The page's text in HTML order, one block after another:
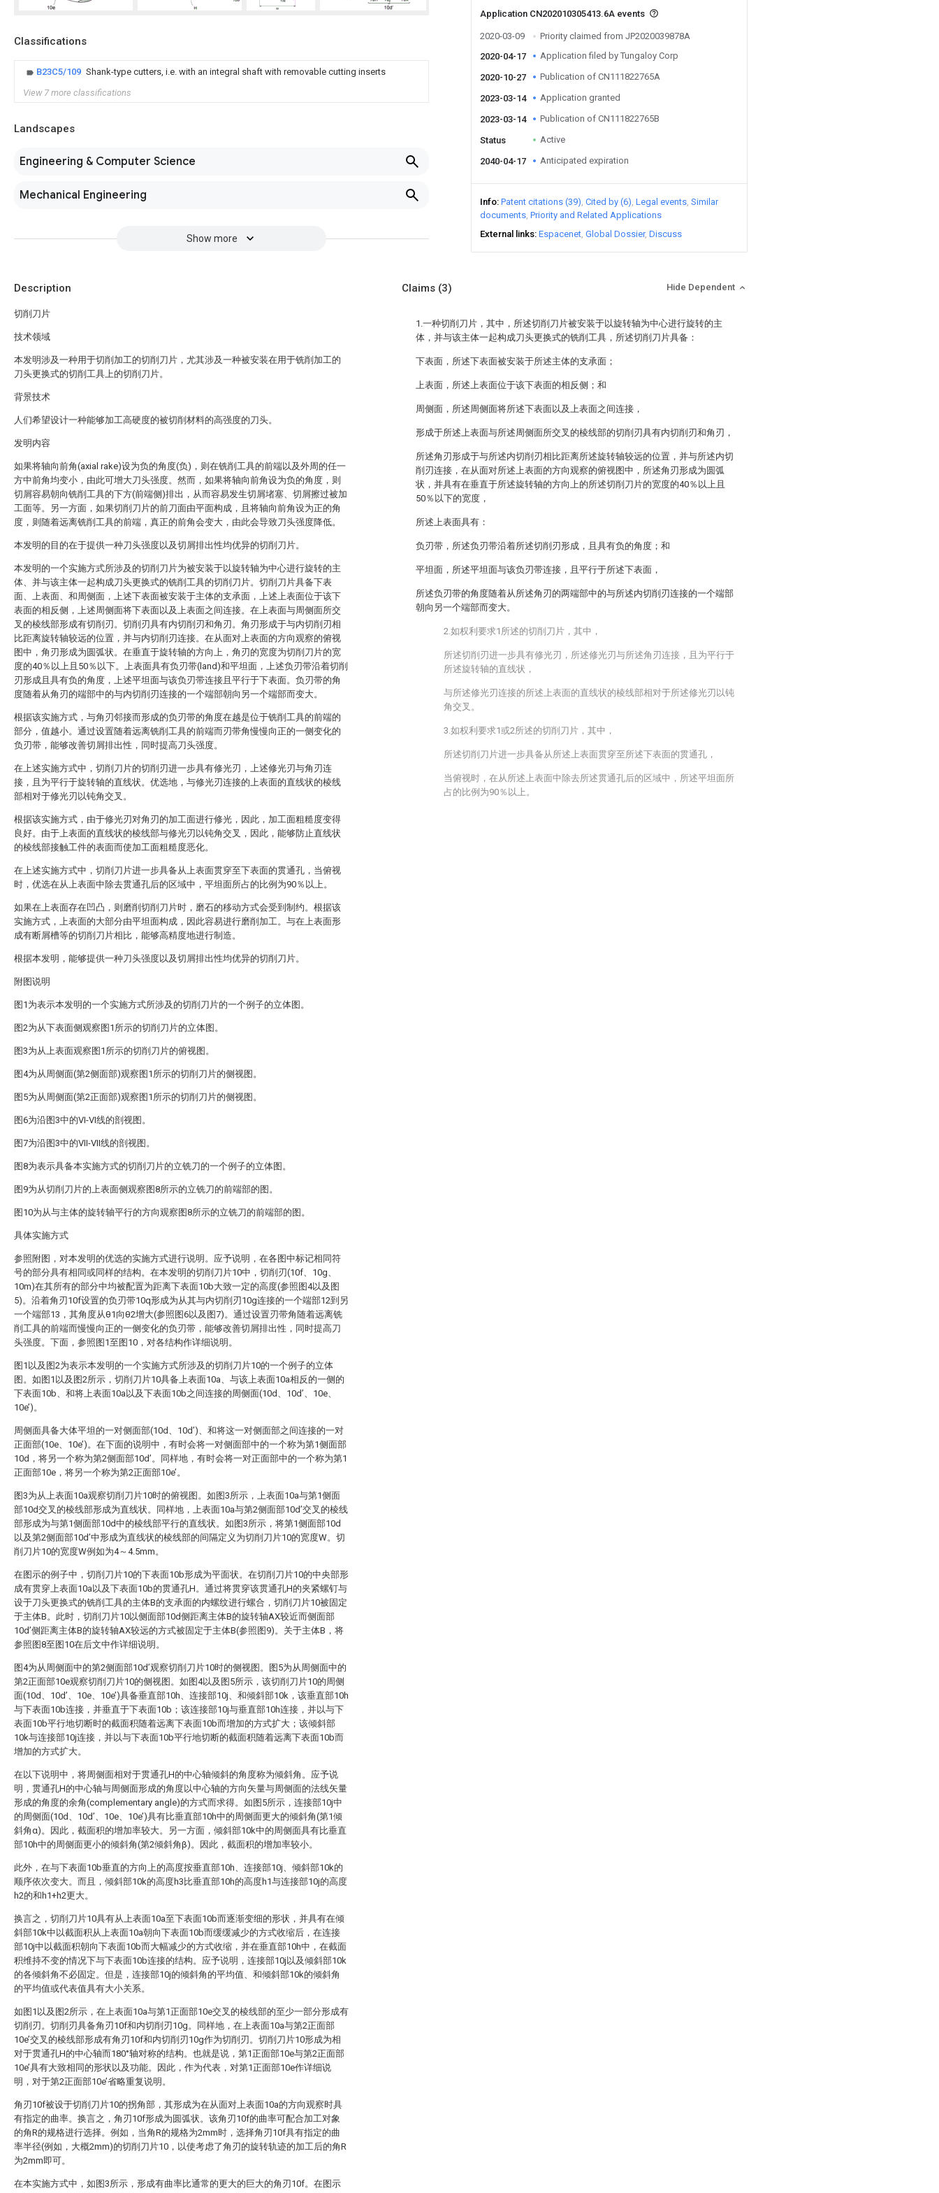
Classifications
B23C5/109 Shank-type cutters, i.e. with an integral shaft with removable cutting inserts
View 7 more classifications
Landscapes
Engineering & Computer Science
Mechanical Engineering
Show more
Application CN202010305413.6A events
2020-03-09
Priority claimed from JP2020039878A
2020-04-17
Application filed by Tungaloy Corp
2020-10-27 Publication of CN111822765A
2023-03-14 Application granted
2023-03-14 Publication of CN111822765B
Status Active
2040-04-17 Anticipated expiration
Info Patent citations (39) Cited by (6) Legal events Similar
documents Priority and Related Applications
External links Espacenet Global Dossier Discuss
Description
切削刀片
技术领域
本发明涉及一种用于切削加工的切削刀片，尤其涉及一种被安装在用于铣削加工的
刀头更换式的切削工具上的切削刀片。
背景技术
人们希望设计一种能够加工高硬度的被切削材料的高强度的刀头。
发明内容
如果将轴向前角(axial rake)设为负的角度(负)，则在铣削工具的前端以及外周的任一
方中前角均变小，由此可增大刀头强度。然而，如果将轴向前角设为负的角度，则
切屑容易朝向铣削工具的下方(前端侧)排出，从而容易发生切屑堵塞、切屑擦过被加
工面等。另一方面，如果切削刀片的前刀面由平面构成，且将轴向前角设为正的角
度，则随着远离铣削工具的前端，真正的前角会变大，由此会导致刀头强度降低。
本发明的目的在于提供一种刀头强度以及切屑排出性均优异的切削刀片。
本发明的一个实施方式所涉及的切削刀片为被安装于以旋转轴为中心进行旋转的主
体、并与该主体一起构成刀头更换式的铣削工具的切削刀片。切削刀片具备下表
面、上表面、和周侧面，上述下表面被安装于主体的支承面，上述上表面位于该下
表面的相反侧，上述周侧面将下表面以及上表面之间连接。在上表面与周侧面所交
叉的棱线部形成有切削刃。切削刃具有内切削刃和角刃。角刃形成于与内切削刃相
比距离旋转轴较远的位置，并与内切削刃连接。在从面对上表面的方向观察的俯视
图中，角刃形成为圆弧状。在垂直于旋转轴的方向上，角刃的宽度为切削刀片的宽
度的40％以上且50％以下。上表面具有负刃带(land)和平坦面，上述负刃带沿着切削
刃形成且具有负的角度，上述平坦面与该负刃带连接且平行于下表面。负刃带的角
度随着从角刃的端部中的与内切削刃连接的一个端部朝向另一个端部而变大。
根据该实施方式，与角刃邻接而形成的负刃带的角度在越是位于铣削工具的前端的
部分，值越小。通过设置随着远离铣削工具的前端而刃带角慢慢向正的一侧变化的
负刃带，能够改善切屑排出性，同时提高刀头强度。
在上述实施方式中，切削刀片的切削刃进一步具有修光刃，上述修光刃与角刃连
接，且为平行于旋转轴的直线状。优选地，与修光刃连接的上表面的直线状的棱线
部相对于修光刃以钝角交叉。
根据该实施方式，由于修光刃对角刃的加工面进行修光，因此，加工面粗糙度变得
良好。由于上表面的直线状的棱线部与修光刃以钝角交叉，因此，能够防止直线状
的棱线部接触工件的表面而使加工面粗糙度恶化。
在上述实施方式中，切削刀片进一步具备从上表面贯穿至下表面的贯通孔，当俯视
时，优选在从上表面中除去贯通孔后的区域中，平坦面所占的比例为90％以上。
如果在上表面存在凹凸，则磨削切削刀片时，磨石的移动方式会受到制约。根据该
实施方式，上表面的大部分由平坦面构成，因此容易进行磨削加工。与在上表面形
成有断屑槽等的切削刀片相比，能够高精度地进行制造。
根据本发明，能够提供一种刀头强度以及切屑排出性均优异的切削刀片。
附图说明
图1为表示本发明的一个实施方式所涉及的切削刀片的一个例子的立体图。
图2为从下表面侧观察图1所示的切削刀片的立体图。
图3为从上表面观察图1所示的切削刀片的俯视图。
图4为从周侧面(第2侧面部)观察图1所示的切削刀片的侧视图。
图5为从周侧面(第2正面部)观察图1所示的切削刀片的侧视图。
图6为沿图3中的VI-VI线的剖视图。
图7为沿图3中的VII-VII线的剖视图。
图8为表示具备本实施方式的切削刀片的立铣刀的一个例子的立体图。
图9为从切削刀片的上表面侧观察图8所示的立铣刀的前端部的图。
图10为从与主体的旋转轴平行的方向观察图8所示的立铣刀的前端部的图。
具体实施方式
参照附图，对本发明的优选的实施方式进行说明。应予说明，在各图中标记相同符
号的部分具有相同或同样的结构。在本发明的切削刀片10中，切削刃(10f、10g、
10m)在其所有的部分中均被配置为距离下表面10b大致一定的高度(参照图4以及图
5)。沿着角刃10f设置的负刃带10q形成为从其与内切削刃10g连接的一个端部12到另
一个端部13，其角度从θ1向θ2增大(参照图6以及图7)。通过设置刃带角随着远离铣
削工具的前端而慢慢向正的一侧变化的负刃带，能够改善切屑排出性，同时提高刀
头强度。下面，参照图1至图10，对各结构作详细说明。
图1以及图2为表示本发明的一个实施方式所涉及的切削刀片10的一个例子的立体
图。如图1以及图2所示，切削刀片10具备上表面10a、与该上表面10a相反的一侧的
下表面10b、和将上表面10a以及下表面10b之间连接的周侧面(10d、10d’、10e、
10e’)。
周侧面具备大体平坦的一对侧面部(10d、10d’)、和将这一对侧面部之间连接的一对
正面部(10e、10e’)。在下面的说明中，有时会将一对侧面部中的一个称为第1侧面部
10d，将另一个称为第2侧面部10d’。同样地，有时会将一对正面部中的一个称为第1
正面部10e，将另一个称为第2正面部10e’。
图3为从上表面10a观察切削刀片10时的俯视图。如图3所示，上表面10a与第1侧面
部10d交叉的棱线部形成为直线状。同样地，上表面10a与第2侧面部10d’交叉的棱线
部形成为与第1侧面部10d中的棱线部平行的直线状。如图3所示，将第1侧面部10d
以及第2侧面部10d’中形成为直线状的棱线部的间隔定义为切削刀片10的宽度W。切
削刀片10的宽度W例如为4～4.5mm。
在图示的例子中，切削刀片10的下表面10b形成为平面状。在切削刀片10的中央部形
成有贯穿上表面10a以及下表面10b的贯通孔H。通过将贯穿该贯通孔H的夹紧螺钉与
设于刀头更换式的铣削工具的主体B的支承面的内螺纹进行螺合，切削刀片10被固定
于主体B。此时，切削刀片10以侧面部10d侧距离主体B的旋转轴AX较近而侧面部
10d’侧距离主体B的旋转轴AX较远的方式被固定于主体B(参照图9)。关于主体B，将
参照图8至图10在后文中作详细说明。
图4为从周侧面中的第2侧面部10d’观察切削刀片10时的侧视图。图5为从周侧面中的
第2正面部10e观察切削刀片10的侧视图。如图4以及图5所示，该切削刀片10的周侧
面(10d、10d’、10e、10e’)具备垂直部10h、连接部10j、和倾斜部10k，该垂直部10h
与下表面10b连接，并垂直于下表面10b；该连接部10j与垂直部10h连接，并以与下
表面10b平行地切断时的截面积随着远离下表面10b而增加的方式扩大；该倾斜部
10k与连接部10j连接，并以与下表面10b平行地切断的截面积随着远离下表面10b而
增加的方式扩大。
在以下说明中，将周侧面相对于贯通孔H的中心轴倾斜的角度称为倾斜角。应予说
明，贯通孔H的中心轴与周侧面形成的角度以中心轴的方向矢量与周侧面的法线矢量
形成的角度的余角(complementary angle)的方式而求得。如图5所示，连接部10j中
的周侧面(10d、10d’、10e、10e’)具有比垂直部10h中的周侧面更大的倾斜角(第1倾
斜角α)。因此，截面积的增加率较大。另一方面，倾斜部10k中的周侧面具有比垂直
部10h中的周侧面更小的倾斜角(第2倾斜角β)。因此，截面积的增加率较小。
此外，在与下表面10b垂直的方向上的高度按垂直部10h、连接部10j、倾斜部10k的
顺序依次变大。而且，倾斜部10k的高度h3比垂直部10h的高度h1与连接部10j的高度
h2的和h1+h2更大。
换言之，切削刀片10具有从上表面10a至下表面10b而逐渐变细的形状，并具有在倾
斜部10k中以截面积从上表面10a朝向下表面10b而缓缓减少的方式收缩后，在连接
部10j中以截面积朝向下表面10b而大幅减少的方式收缩，并在垂直部10h中，在截面
积维持不变的情况下与下表面10b连接的结构。应予说明，连接部10j以及倾斜部10k
的各倾斜角不必固定。但是，连接部10j的倾斜角的平均值、和倾斜部10k的倾斜角
的平均值或代表值具有大小关系。
如图1以及图2所示，在上表面10a与第1正面部10e交叉的棱线部的至少一部分形成有
切削刃。切削刃具备角刃10f和内切削刃10g。同样地，在上表面10a与第2正面部
10e’交叉的棱线部形成有角刃10f和内切削刃10g作为切削刃。切削刀片10形成为相
对于贯通孔H的中心轴而180°轴对称的结构。也就是说，第1正面部10e与第2正面部
10e’具有大致相同的形状以及功能。因此，作为代表，对第1正面部10e作详细说
明，对于第2正面部10e’省略重复说明。
角刃10f被设于切削刀片10的拐角部，其形成为在从面对上表面10a的方向观察时具
有指定的曲率。换言之，角刃10f形成为圆弧状。该角刃10f的曲率可配合加工对象
的角R的规格进行选择。例如，当角R的规格为2mm时，选择角刃10f具有指定的曲
率半径(例如，大概2mm)的切削刀片10，以使考虑了角刃的旋转轨迹的加工后的角R
为2mm即可。
在本实施方式中，如图3所示，形成有曲率比通常的更大的巨大的角刃10f。在图示
Claims (3) Hide Dependent
1.一种切削刀片，其中，所述切削刀片被安装于以旋转轴为中心进行旋转的主
体，并与该主体一起构成刀头更换式的铣削工具，所述切削刀片具备：
下表面，所述下表面被安装于所述主体的支承面；
上表面，所述上表面位于该下表面的相反侧；和
周侧面，所述周侧面将所述下表面以及上表面之间连接，
形成于所述上表面与所述周侧面所交叉的棱线部的切削刃具有内切削刃和角刃，
所述角刃形成于与所述内切削刃相比距离所述旋转轴较远的位置，并与所述内切
削刃连接，在从面对所述上表面的方向观察的俯视图中，所述角刃形成为圆弧
状，并具有在垂直于所述旋转轴的方向上的所述切削刀片的宽度的40％以上且
50％以下的宽度，
所述上表面具有：
负刃带，所述负刃带沿着所述切削刃形成，且具有负的角度；和
平坦面，所述平坦面与该负刃带连接，且平行于所述下表面，
所述负刃带的角度随着从所述角刃的两端部中的与所述内切削刃连接的一个端部
朝向另一个端部而变大。
2.如权利要求1所述的切削刀片，其中，
所述切削刃进一步具有修光刃，所述修光刃与所述角刃连接，且为平行于
所述旋转轴的直线状，
与所述修光刃连接的所述上表面的直线状的棱线部相对于所述修光刃以钝
角交叉。
3.如权利要求1或2所述的切削刀片，其中，
所述切削刀片进一步具备从所述上表面贯穿至所述下表面的贯通孔，
当俯视时，在从所述上表面中除去所述贯通孔后的区域中，所述平坦面所
占的比例为90％以上。